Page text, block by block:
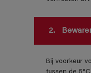
2.
Bij voorkeur